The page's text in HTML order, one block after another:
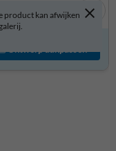
product kan afwijken
Ontwerp aanpassen